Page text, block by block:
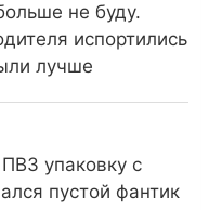
не буду.
испортились
лучше
упаковку с
пустой фантик